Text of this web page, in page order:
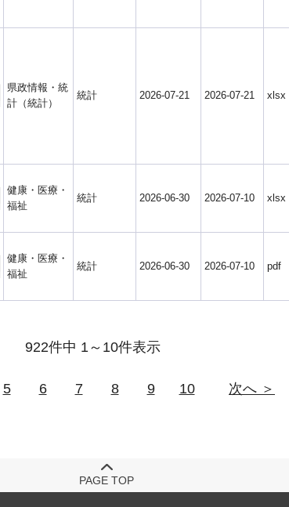
県政情報・統
計（統計）
統計 2026-07-21 2026-07-21 xlsx
健康・医療・
福祉
統計 2026-06-30 2026-07-10 xlsx
健康・医療・
福祉
統計 2026-06-30 2026-07-10 pdf
922件中 1～10件表示
5 6 7 8 9 10 次へ ＞
PAGE TOP